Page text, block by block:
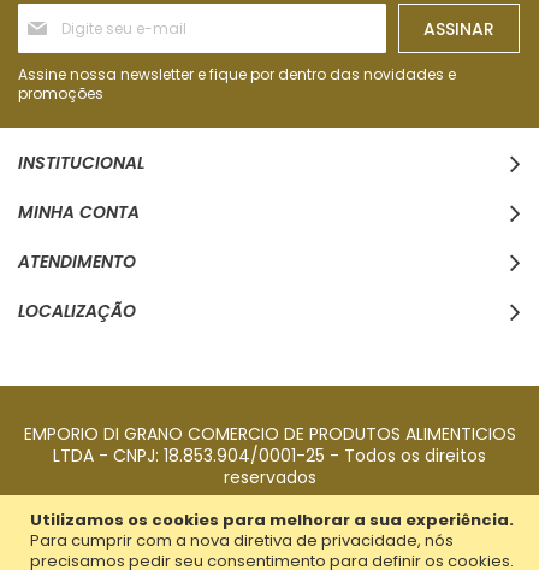
Utilizamos os cookies para melhorar a sua experiência.
Para cumprir com a nova diretiva de privacidade, nós
precisamos pedir seu consentimento para definir os cookies.
Inscreva-
se
na
nossa
Newsletter:
ASSINAR
Assine nossa newsletter e fique por dentro das novidades e
promoções
INSTITUCIONAL
MINHA CONTA
ATENDIMENTO
LOCALIZAÇÃO
EMPORIO DI GRANO COMERCIO DE PRODUTOS ALIMENTICIOS
LTDA - CNPJ: 18.853.904/0001-25 - Todos os direitos
reservados